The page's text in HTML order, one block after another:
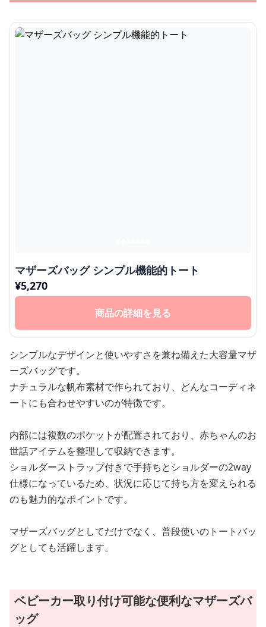
マザーズバッグ シンプル機能的トート
¥5,270
商品の詳細を見る
シンプルなデザインと使いやすさを兼ね備えた大容量マザ
ーズバッグです。
ナチュラルな帆布素材で作られており、どんなコーディネ
ートにも合わせやすいのが特徴です。
内部には複数のポケットが配置されており、赤ちゃんのお
世話アイテムを整理して収納できます。
ショルダーストラップ付きで手持ちとショルダーの2way
仕様になっているため、状況に応じて持ち方を変えられる
のも魅力的なポイントです。
マザーズバッグとしてだけでなく、普段使いのトートバッ
グとしても活躍します。
ベビーカー取り付け可能な便利なマザーズバ
ッグ